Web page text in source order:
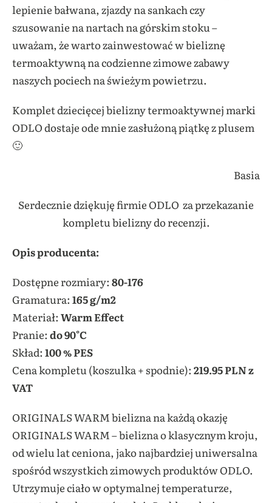
lepienie bałwana, zjazdy na sankach czy
szusowanie na nartach na górskim stoku –
uważam, że warto zainwestować w bieliznę
termoaktywną na codzienne zimowe zabawy
naszych pociech na świeżym powietrzu.
Komplet dziecięcej bielizny termoaktywnej marki
ODLO dostaje ode mnie zasłużoną piątkę z plusem
🙂
Basia
Serdecznie dziękuję firmie ODLO za przekazanie
kompletu bielizny do recenzji.
Opis producenta:
Dostępne rozmiary: 80-176
Gramatura: 165 g/m2
Materiał: Warm Effect
Pranie: do 90°C
Skład: 100 % PES
Cena kompletu (koszulka + spodnie): 219.95 PLN z
VAT
ORIGINALS WARM bielizna na każdą okazję
ORIGINALS WARM – bielizna o klasycznym kroju,
od wielu lat ceniona, jako najbardziej uniwersalna
spośród wszystkich zimowych produktów ODLO.
Utrzymuje ciało w optymalnej temperaturze,